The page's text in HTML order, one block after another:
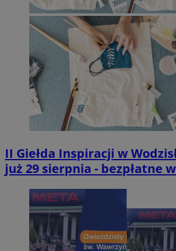
II Giełda Inspiracji w
już 29 sierpnia - bezpłatne